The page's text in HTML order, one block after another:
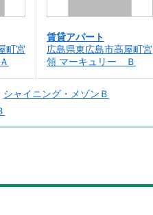
町宮
賃貸アパート
広島県東広島市高屋町宮
領 マーキュリー Ｂ
シャイニング・メゾンＢ